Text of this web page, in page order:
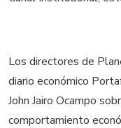
Los directores de
diario económico
John Jairo Ocampo
comportamiento